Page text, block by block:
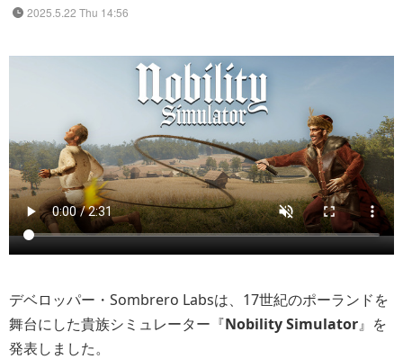
2025.5.22 Thu 14:56
デベロッパー・Sombrero Labsは、17世紀のポーランドを
舞台にした貴族シミュレーター『Nobility Simulator』を
発表しました。